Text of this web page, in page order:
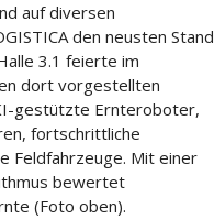
auf diversen
den neusten Stand
3.1 feierte im
dort vorgestellten
gestützte Ernteroboter,
fortschrittliche
Feldfahrzeuge. Mit einer
bewertet
(Foto oben).